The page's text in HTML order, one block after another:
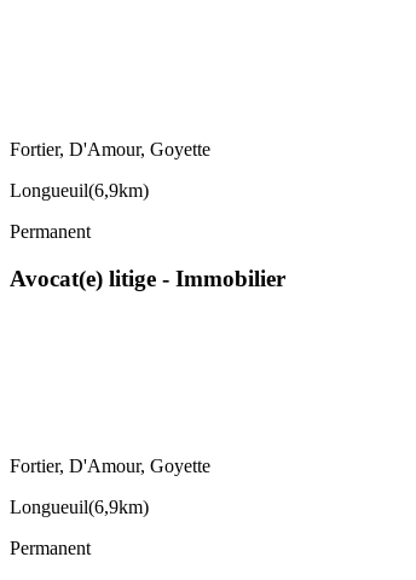
Fortier, D'Amour, Goyette
Longueuil(6,9km)
Permanent
Avocat(e) litige - Immobilier
Fortier, D'Amour, Goyette
Longueuil(6,9km)
Permanent